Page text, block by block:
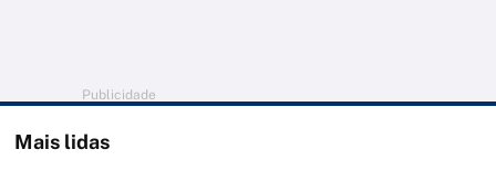
Publicidade
Mais lidas